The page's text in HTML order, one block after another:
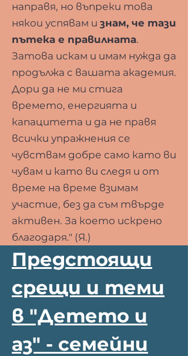
направя, но въпреки това
някои успявам и знам, че тази
пътека е правилната.
Затова искам и имам нужда да
продължа с вашата академия.
Дори да не ми стига
времето, енергията и
капацитета и да не правя
всички упражнения се
чувствам добре само като ви
чувам и като ви следя и от
време на време взимам
участие, без да съм твърде
активен. За което искрено
благодаря." (Я.)
Предстоящи
срещи и теми
в "Детето и
аз" - семейни